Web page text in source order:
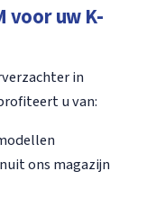
voor uw K-
in
u van:
ons magazijn